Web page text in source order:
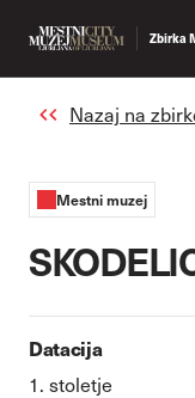
Zbirka
Nazaj na
Mestni muzej
Datacija
1. stoletje